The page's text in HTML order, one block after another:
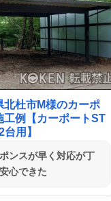
北杜市M様のカーポ
工例【カーポートST
用】
ンスが早く対応が丁
心できた